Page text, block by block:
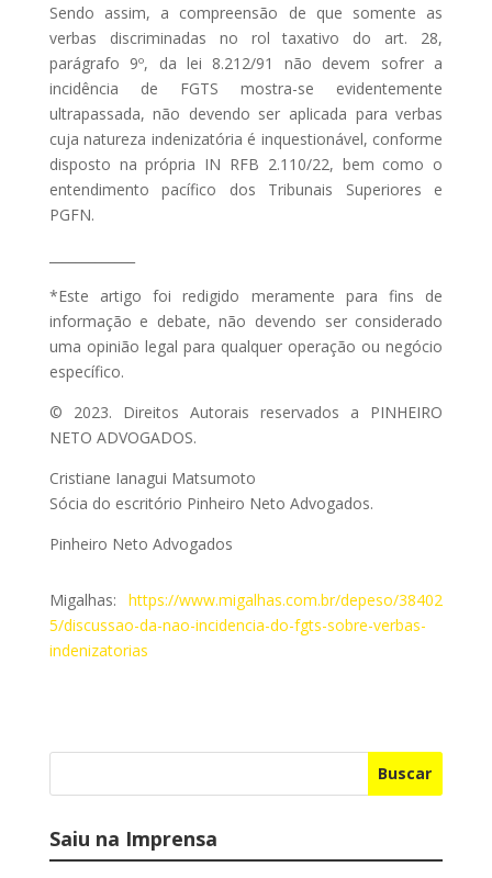
Sendo assim, a compreensão de que somente as
verbas discriminadas no rol taxativo do art. 28,
parágrafo 9º, da lei 8.212/91 não devem sofrer a
incidência de FGTS mostra-se evidentemente
ultrapassada, não devendo ser aplicada para verbas
cuja natureza indenizatória é inquestionável, conforme
disposto na própria IN RFB 2.110/22, bem como o
entendimento pacífico dos Tribunais Superiores e
PGFN.
*Este artigo foi redigido meramente para fins de
informação e debate, não devendo ser considerado
uma opinião legal para qualquer operação ou negócio
específico.
© 2023. Direitos Autorais reservados a PINHEIRO
NETO ADVOGADOS.
Cristiane Ianagui Matsumoto
Sócia do escritório Pinheiro Neto Advogados.
Pinheiro Neto Advogados
Migalhas:https://www.migalhas.com.br/depeso/38402
5/discussao-da-nao-incidencia-do-fgts-sobre-verbas-
indenizatorias
Buscar
Saiu na Imprensa